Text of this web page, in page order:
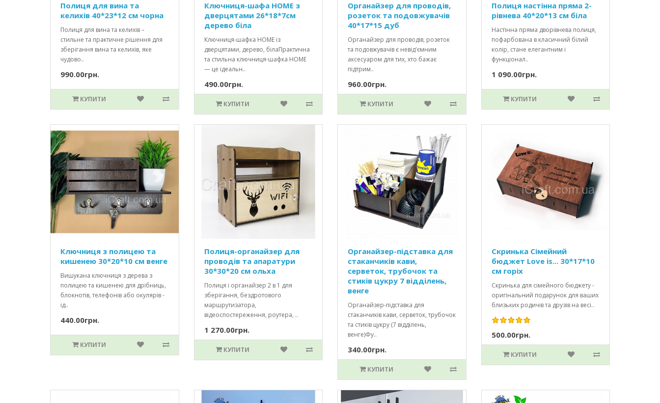
Полиця для вина та
келихів 40*23*12 см чорна
Полиця для вина та келихів –
стильне та практичне рішення для
зберігання вина та келихів, яке
чудово..
990.00грн.
КУПИТИ
Ключниця-шафа HOME з
дверцятами 26*18*7см
дерево біла
Ключниця-шафка HOME із
дверцятами, дерево, білаПрактична
та стильна ключниця-шафка HOME
— це ідеальн..
490.00грн.
КУПИТИ
Органайзер для проводів,
розеток та подовжувачів
40*17*15 дуб
Органайзер для проводів, розеток
та подовжувачів є невід'ємним
аксесуаром для тих, хто бажає
підтрим..
960.00грн.
КУПИТИ
Полиця настінна пряма 2-
рівнева 40*20*13 см біла
Настінна пряма дворівнева полиця,
пофарбована в класичний білий
колір, стане елегантним і
функціонал..
1 090.00грн.
КУПИТИ
Ключниця з полицею та
кишенею 30*20*10 см венге
Вишукана ключниця з дерева з
полицею та кишенею для дрібниць,
блокнотів, телефонів або окулярів -
ід..
440.00грн.
КУПИТИ
Полиця-органайзер для
проводів та апаратури
30*30*20 см ольха
Полиця і органайзер 2 в 1 для
зберігання, бездротового
маршрутизатора,
відеоспостереження, роутера, ..
1 270.00грн.
КУПИТИ
Органайзер-підставка для
стаканчиків кави,
серветок, трубочок та
стиків цукру 7 відділень,
венге
Органайзер-підставка для
стаканчиків кави, серветок, трубочок
та стиків цукру (7 відділень,
венге)Фу..
340.00грн.
КУПИТИ
Скринька Сімейний
бюджет Love is... 30*17*10
см горіх
Скринька для сімейного бюджету -
оригінальний подарунок для ваших
близьких родичів та друзів на весі..
500.00грн.
КУПИТИ